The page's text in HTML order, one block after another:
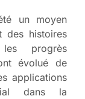
un moyen
des histoires
les progrès
évolué de
applications
dans la